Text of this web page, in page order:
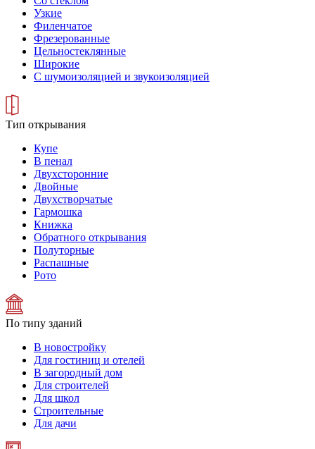
Узкие
Филенчатое
Фрезерованные
Цельностеклянные
Широкие
С шумоизоляцией и звукоизоляцией
Тип открывания
Купе
В пенал
Двухсторонние
Двойные
Двухстворчатые
Гармошка
Книжка
Обратного открывания
Полуторные
Распашные
Рото
По типу зданий
В новостройку
Для гостиниц и отелей
В загородный дом
Для строителей
Для школ
Строительные
Для дачи